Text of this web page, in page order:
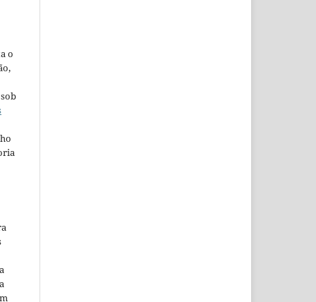
o